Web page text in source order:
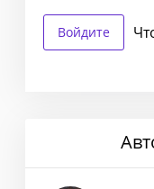
Войдите